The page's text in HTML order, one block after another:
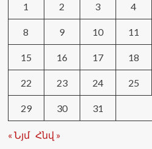
1 2 3 4
8 9 10 11
15 16 17 18
22 23 24 25
29 30 31
« Նյմ Հնվ »